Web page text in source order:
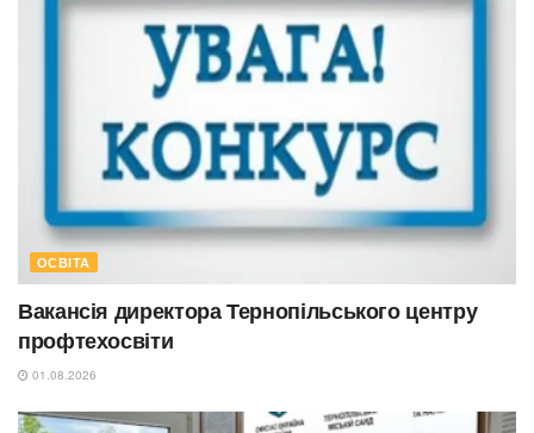
ОСВІТА
Вакансія директора Тернопільського центру
профтехосвіти
01.08.2026